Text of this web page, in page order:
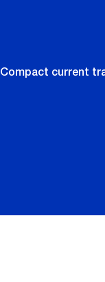
Compact current